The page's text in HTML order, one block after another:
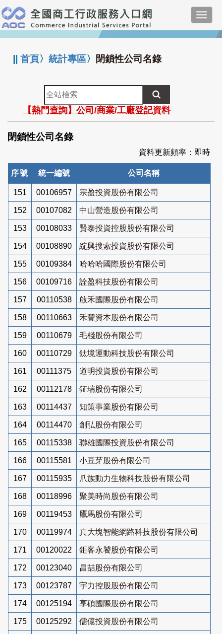
跳
到
主
要
:::
||首頁〉統計專區〉 閉鎖性公司名錄
全
站
檢
索
【熱門查詢】公司/商業/工廠登記資料
閉鎖性公司名錄
資料更新頻率：即時
序號 統一編號 公司名稱
151 00106957 宗盈投資股份有限公司
152 00107082 中山營造股份有限公司
153 00108033 賢泰投資控股股份有限公司
154 00108890 綻興搜索投資股份有限公司
155 00109384 哈哈哈國際股份有限公司
156 00109716 詮盈科技股份有限公司
157 00110538 啟禾國際股份有限公司
158 00110663 禾豐資本股份有限公司
159 00110679 毛棧股份有限公司
160 00110729 鈦境運動科技股份有限公司
161 00111375 道明投資股份有限公司
162 00112178 鉦瑞股份有限公司
163 00114437 知策事業股份有限公司
164 00114470 創弘股份有限公司
165 00115338 聯雄國際投資股份有限公司
166 00115581 小豆芽股份有限公司
167 00115935 爪族動力生物科技股份有限公司
168 00118996 聚美時尚股份有限公司
169 00119453 鷹馬股份有限公司
170 00119974 真大塊智能網路科技股份有限公司
171 00120022 鉅客永饕股份有限公司
172 00123040 昌喆股份有限公司
173 00123787 宇力控股股份有限公司
174 00125194 享碩國際股份有限公司
175 00125292 儒億投資股份有限公司